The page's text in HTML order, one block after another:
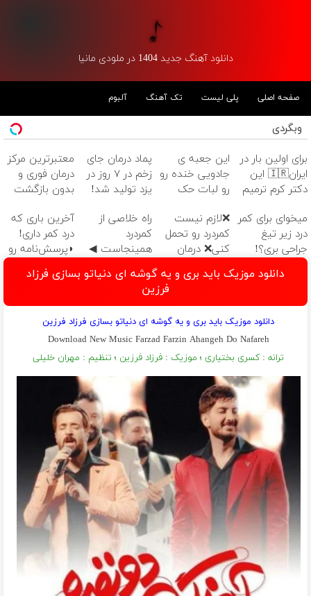
دانلود آهنگ جدید 1404 در ملودی مانیا
صفحه اصلی پلی لیست تک آهنگ آلبوم
وبگردی
برای اولین بار در
ایران🇮🇷 این
دکتر کرم ترمیم
ساخت!
این جعبه ی
جادویی خنده رو
رو لبات حک
خرید40%تخفیف
پماد درمان جای
زخم در ۷ روز در
یزد تولید شد!
معتبرترین مرکز
درمان فوری و
بدون بازگشت
دقیقه
میخوای برای کمر
درد زیر تیغ
جراحی بری؟!
◗پرسش‌نامه رو
پر کن◖
❌لازم نیست
کمردرد رو تحمل
کنی❌ درمان
قرص
‌راه خلاصی از
کمردرد
همینجاست ◀
رو پر کنی!
آخرین باری که
درد کمر داری!
◗پرسش‌نامه رو
دانلود موزیک باید بری و یه گوشه ای دنیاتو بسازی فرزاد
فرزین
دانلود موزیک باید بری و یه گوشه ای دنیاتو بسازی فرزاد فرزین
Download New Music Farzad Farzin Ahangeh Do Nafareh
ترانه : کسری بختیاری ؛ موزیک : فرزاد فرزین ؛ تنظیم : مهران خلیلی